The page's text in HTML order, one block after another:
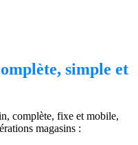
simple et
complète, fixe et mobile,
magasins :